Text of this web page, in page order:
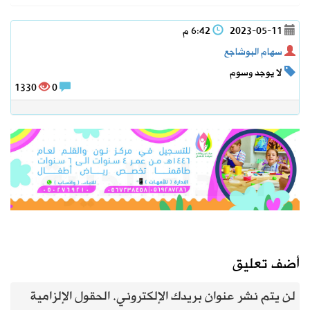
2023-05-11
سهام البوشاجع
لا يوجد وسوم
1330
أضف تعليق
لن يتم نشر عنوان بريدك الإلكتروني.الحقول الإلزامية